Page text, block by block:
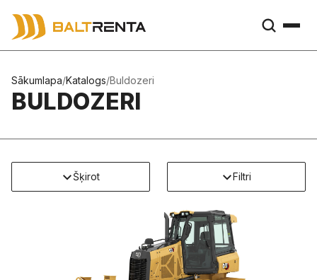
Sākumlapa/Katalogs/Buldozeri
BULDOZERI
Šķirot Filtri